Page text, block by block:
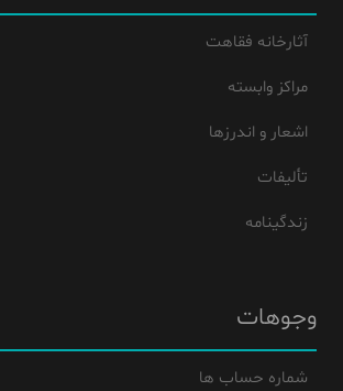
آثارخانه فقاهت
مراکز وابسته
اشعار و اندرزها
تألیفات
زندگینامه
وجوهات
شماره حساب ها